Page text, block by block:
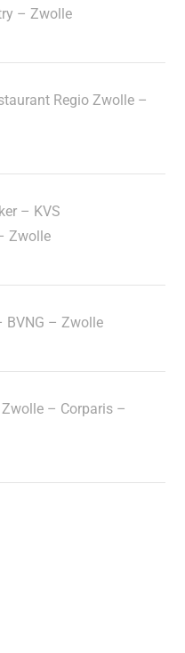
– Zwolle
Regio Zwolle –
– KVS
Zwolle
BVNG – Zwolle
– Corparis –